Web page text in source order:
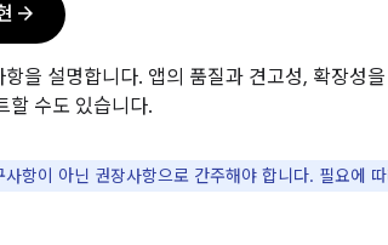
arrow_forward
을 설명합니다. 앱의 품질과 견고성, 확장성
할 수도 있습니다.
항이 아닌 권장사항으로 간주해야 합니다. 필요에